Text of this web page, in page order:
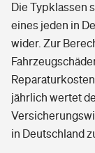
Die Typklassen
eines jeden in
wider. Zur
jährlich wertet
in Deutschland